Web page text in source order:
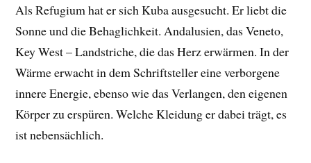
Als Refugium hat er sich Kuba ausgesucht. Er liebt die
Sonne und die Behaglichkeit. Andalusien, das Veneto,
Key West – Landstriche, die das Herz erwärmen. In der
Wärme erwacht in dem Schriftsteller eine verborgene
innere Energie, ebenso wie das Verlangen, den eigenen
Körper zu erspüren. Welche Kleidung er dabei trägt, es
ist nebensächlich.